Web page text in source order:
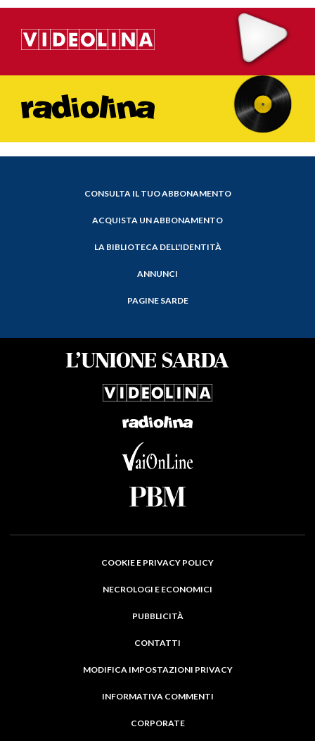
CONSULTA IL TUO ABBONAMENTO
ACQUISTA UN ABBONAMENTO
LA BIBLIOTECA DELL'IDENTITÀ
ANNUNCI
PAGINE SARDE
COOKIE E PRIVACY POLICY
NECROLOGI E ECONOMICI
PUBBLICITÀ
CONTATTI
MODIFICA IMPOSTAZIONI PRIVACY
INFORMATIVA COMMENTI
CORPORATE